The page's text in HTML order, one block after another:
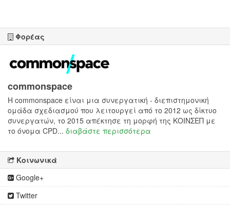
Φορέας
commonspace
H commonspace είναι μια συνεργατική - διεπιστημονική
ομάδα σχεδιασμού που λειτουργεί από το 2012 ως δίκτυο
συνεργατών, το 2015 απέκτησε τη μορφή της ΚΟΙΝΣΕΠ με
το όνομα CPD... διαβάστε περισσότερα
Κοινωνικά
Google+
Twitter